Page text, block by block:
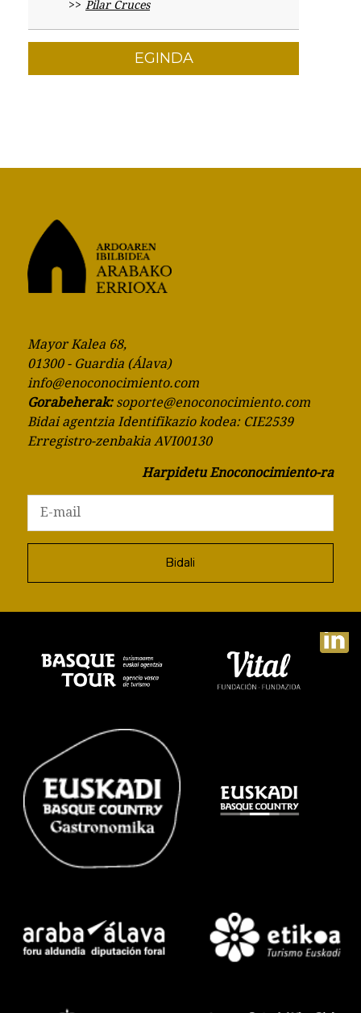
Pilar Cruces
EGINDA
Mayor Kalea 68,
01300 - Guardia (Álava)
info@enoconocimiento.com
Gorabeherak: soporte@enoconocimiento.com
Bidai agentzia Identifikazio kodea: CIE2539
Erregistro-zenbakia AVI00130
Harpidetu Enoconocimiento-ra